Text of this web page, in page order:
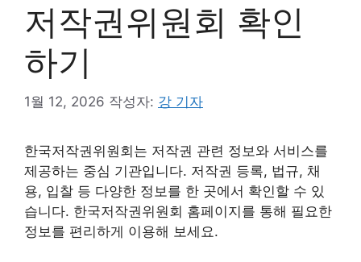
저작권위원회 확인
하기
1월 12, 2026 작성자: 강 기자
한국저작권위원회는 저작권 관련 정보와 서비스를
제공하는 중심 기관입니다. 저작권 등록, 법규, 채
용, 입찰 등 다양한 정보를 한 곳에서 확인할 수 있
습니다. 한국저작권위원회 홈페이지를 통해 필요한
정보를 편리하게 이용해 보세요.